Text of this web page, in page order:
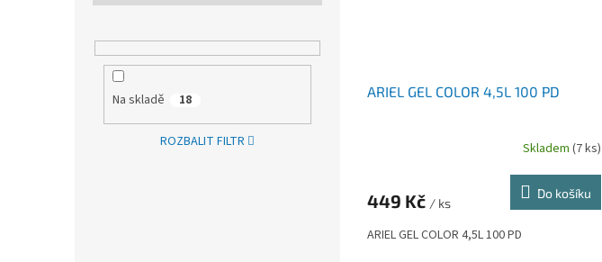
Na skladě 18
ROZBALIT FILTR
ARIEL GEL COLOR 4,5L 100 PD
Skladem (7 ks)
449 Kč / ks
Do košíku
ARIEL GEL COLOR 4,5L 100 PD